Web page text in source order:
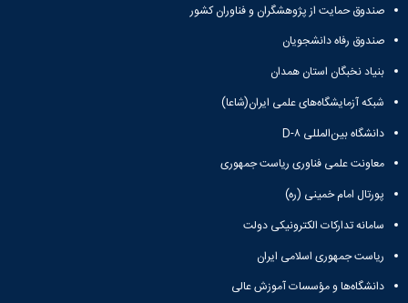
صندوق حمایت از پژوهشگران و فناوران کشور
صندوق رفاه دانشجویان
بنیاد نخبگان استان همدان
شبکه آزمایشگاه‌های علمی ایران(شاعا)
دانشگاه بین‌المللی D-۸
معاونت علمی فناوری ریاست جمهوری
پورتال امام خمینی (ره)
سامانه تدارکات الکترونیکی دولت
ریاست جمهوری اسلامی ایران
دانشگاه‌ها و مؤسسات آموزش عالی